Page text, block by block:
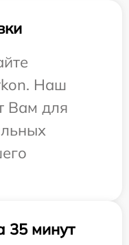
Наш
Вам для
35 минут